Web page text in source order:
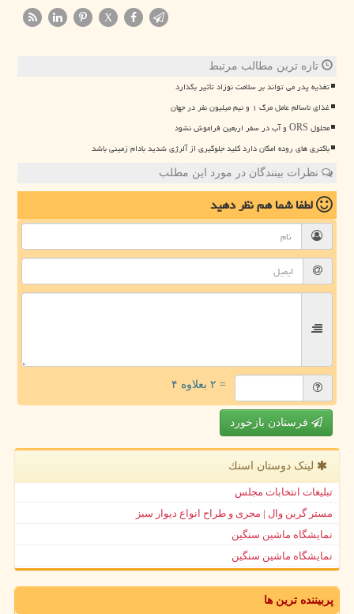
X
تازه ترین مطالب مرتبط
تغذیه پدر می تواند بر سلامت نوزاد تأثیر بگذارد
غذای ناسالم عامل مرگ ۱ و نیم میلیون نفر در جهان
محلول ORS و آب در سفر اربعین فراموش نشود
باکتری های روده امکان دارد کلید جلوگیری از آلرژی شدید بادام زمینی باشد
نظرات بینندگان در مورد این مطلب
لطفا شما همنظر دهید
= ۲ بعلاوه ۴
فرستادن بازخورد
لینک دوستان اسنك
تبلیغات انتخابات مجلس
مستر گرین وال | مجری و طراح انواع دیوار سبز
نمایشگاه ماشین سنگین
نمایشگاه ماشین سنگین
پربیننده ترین ها